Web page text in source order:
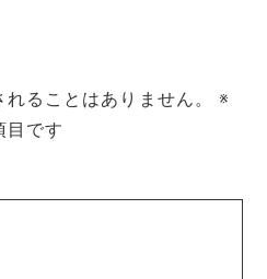
ることはありません。
※
目です